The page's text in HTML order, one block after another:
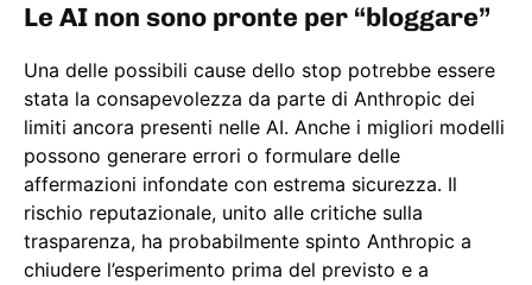
Le AI non sono pronte per “bloggare”
Una delle possibili cause dello stop potrebbe essere
stata la consapevolezza da parte di Anthropic dei
limiti ancora presenti nelle AI. Anche i migliori modelli
possono generare errori o formulare delle
affermazioni infondate con estrema sicurezza. Il
rischio reputazionale, unito alle critiche sulla
trasparenza, ha probabilmente spinto Anthropic a
chiudere l’esperimento prima del previsto e a